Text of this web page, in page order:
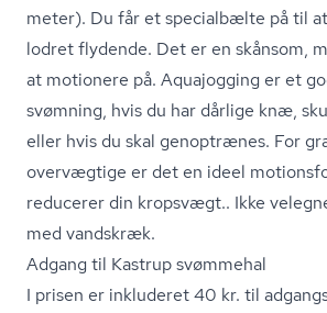
meter). Du får et specialbælte på til
lodret flydende. Det er en skånsom,
at motionere på. Aquajogging er et
svømning, hvis du har dårlige knæ,
eller hvis du skal genoptrænes. For
overvægtige er det en ideel
reducerer din kropsvægt.. Ikke
med vandskræk.
Adgang til Kastrup svømmehal
I prisen er inkluderet 40 kr. til